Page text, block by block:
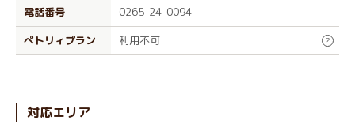
電話番号
0265-24-0094
ぺトリィプラン
利用不可 ?
対応エリア